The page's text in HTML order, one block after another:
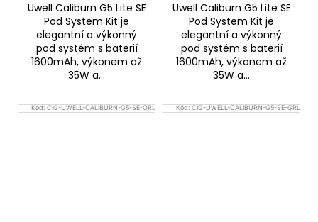
Uwell Caliburn G5 Lite SE
Pod System Kit je
elegantní a výkonný
pod systém s baterií
1600mAh, výkonem až
35W a...
Uwell Caliburn G5 Lite SE
Pod System Kit je
elegantní a výkonný
pod systém s baterií
1600mAh, výkonem až
35W a...
Kód:CIG-UWELL-CALIBURN-G5-SE-ORL Kód:CIG-UWELL-CALIBURN-G5-SE-GRL